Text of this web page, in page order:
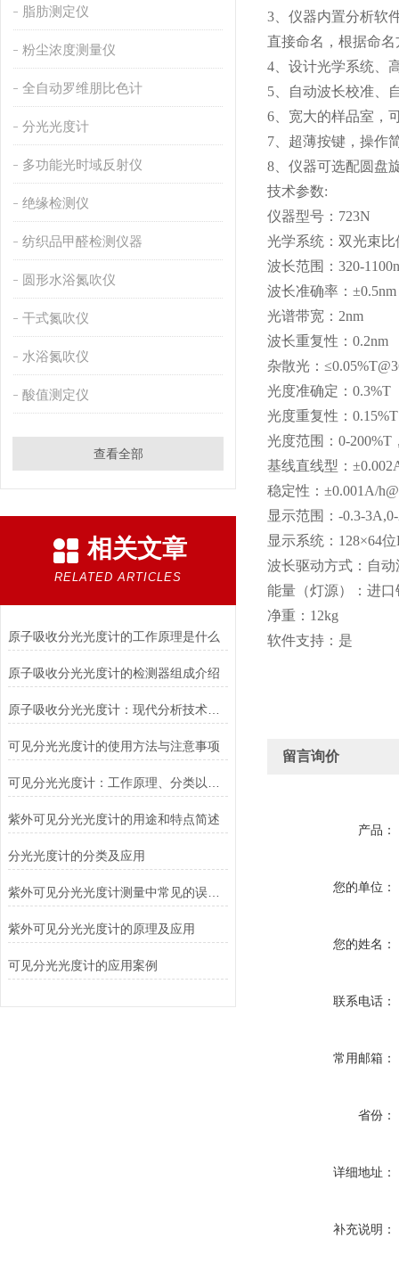
脂肪测定仪
粉尘浓度测量仪
全自动罗维朋比色计
分光光度计
多功能光时域反射仪
绝缘检测仪
纺织品甲醛检测仪器
圆形水浴氮吹仪
干式氮吹仪
水浴氮吹仪
酸值测定仪
查看全部
相关文章
RELATED ARTICLES
原子吸收分光光度计的工作原理是什么
原子吸收分光光度计的检测器组成介绍
原子吸收分光光度计：现代分析技术的瑰宝
可见分光光度计的使用方法与注意事项
紫外可见分光光度计的用途和特点简述
分光光度计的分类及应用
紫外可见分光光度计测量中常见的误差有哪些
紫外可见分光光度计的原理及应用
可见分光光度计的应用案例
3、仪器内置分析软
直接命名，根据命
4、设计光学系统、
5、自动波长校准、
6、宽大的样品室，
7、超薄按键，操作
8、仪器可选配圆盘
技术参数:
仪器型号：723N
光学系统：双光束比
波长范围：320-
波长准确率：±0.5nm
光谱带宽：2nm
波长重复性：0.2nm
杂散光：
光度准确定：0.3%T
光度重复性：0.15%T
光度范围：0-200%T
基线直线型：
稳定性：±0.001A/
显示范围：-0.3-
显示系统：128×64
波长驱动方式：自动
能量（灯源）：进口
净重：12kg
软件支持：是
留言询价
产品：
您的单位：
您的姓名：
联系电话：
常用邮箱：
省份：
详细地址：
补充说明：